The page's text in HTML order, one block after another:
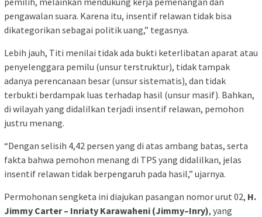
pengawalan suara. Karena itu, insentif relawan tidak bisa
dikategorikan sebagai politik uang,” tegasnya.
Lebih jauh, Titi menilai tidak ada bukti keterlibatan aparat atau
penyelenggara pemilu (unsur terstruktur), tidak tampak
adanya perencanaan besar (unsur sistematis), dan tidak
terbukti berdampak luas terhadap hasil (unsur masif). Bahkan,
di wilayah yang didalilkan terjadi insentif relawan, pemohon
justru menang.
“Dengan selisih 4,42 persen yang di atas ambang batas, serta
fakta bahwa pemohon menang di TPS yang didalilkan, jelas
insentif relawan tidak berpengaruh pada hasil,” ujarnya.
Permohonan sengketa ini diajukan pasangan nomor urut 02, H.
Jimmy Carter – Inriaty Karawaheni (Jimmy–Inry), yang